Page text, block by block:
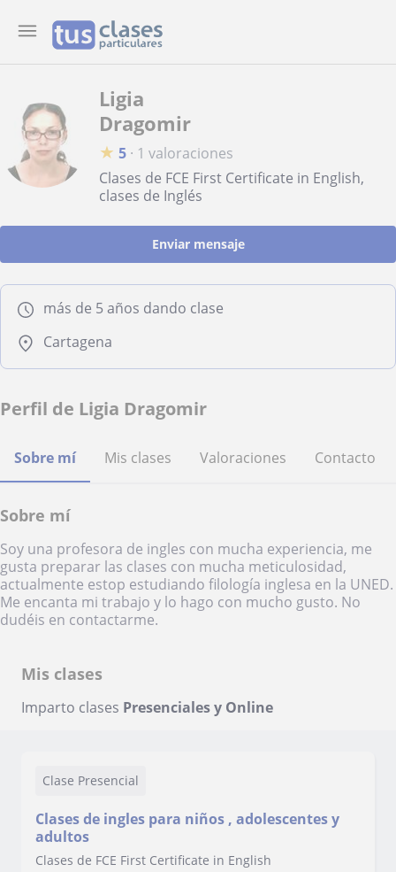
Ligia
Dragomir
★ 5 · 1 valoraciones
Clases de FCE First Certificate in English,
clases de Inglés
Enviar mensaje
más de 5 años dando clase
Cartagena
Perfil de Ligia Dragomir
Sobre mí Mis clases Valoraciones Contacto
Sobre mí
Soy una profesora de ingles con mucha experiencia, me
gusta preparar las clases con mucha meticulosidad,
actualmente estop estudiando filología inglesa en la UNED.
Me encanta mi trabajo y lo hago con mucho gusto. No
dudéis en contactarme.
Mis clases
Imparto clases Presenciales y Online
Clase Presencial
Clases de ingles para niños , adolescentes y
adultos
Clases de FCE First Certificate in English